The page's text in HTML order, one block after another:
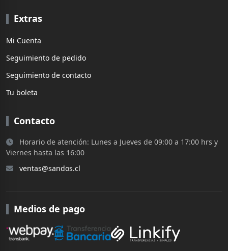
Extras
Mi Cuenta
Seguimiento de pedido
Seguimiento de contacto
Tu boleta
Contacto
Horario de atención: Lunes a Jueves de 09:00 a 17:00 hrs y
Viernes hasta las 16:00
ventas@sandos.cl
Medios de pago